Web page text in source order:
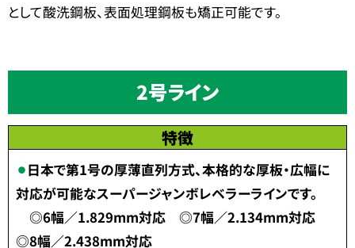
として酸洗鋼板、表面処理鋼板も矯正可能です。
2号ライン
特徴
日本で第1号の厚薄直列方式、本格的な厚板・広幅に
対応が可能なスーパージャンボレベラーラインです。
◎6幅／1.829mm対応 ◎7幅／2.134mm対応
◎8幅／2.438mm対応